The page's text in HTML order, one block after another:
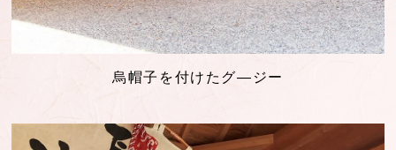
烏帽子を付けたグ―ジー